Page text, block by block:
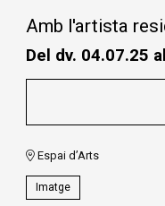
Amb l'artista
Del dv. 04.07.25
Espai d’Arts
Imatge